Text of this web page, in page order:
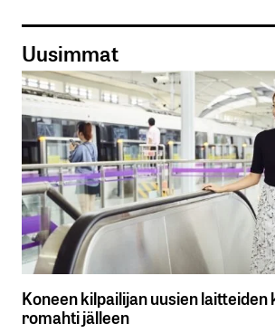
Uusimmat
Koneen kilpailijan uusien
romahti jälleen